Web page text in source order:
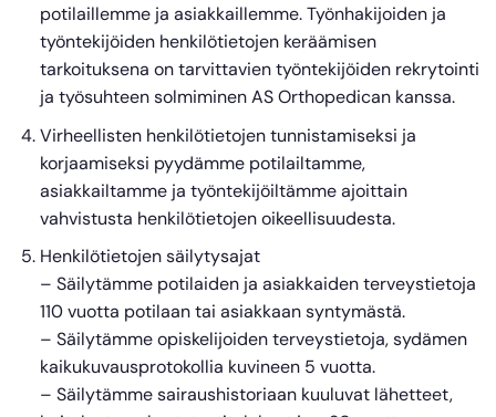
potilaillemme ja asiakkaillemme. Työnhakijoiden ja
työntekijöiden henkilötietojen keräämisen
tarkoituksena on tarvittavien työntekijöiden rekrytointi
ja työsuhteen solmiminen AS Orthopedican kanssa.
Virheellisten henkilötietojen tunnistamiseksi ja
korjaamiseksi pyydämme potilailtamme,
asiakkailtamme ja työntekijöiltämme ajoittain
vahvistusta henkilötietojen oikeellisuudesta.
Henkilötietojen säilytysajat
– Säilytämme potilaiden ja asiakkaiden terveystietoja
110 vuotta potilaan tai asiakkaan syntymästä.
– Säilytämme opiskelijoiden terveystietoja, sydämen
kaikukuvausprotokollia kuvineen 5 vuotta.
– Säilytämme sairaushistoriaan kuuluvat lähetteet,